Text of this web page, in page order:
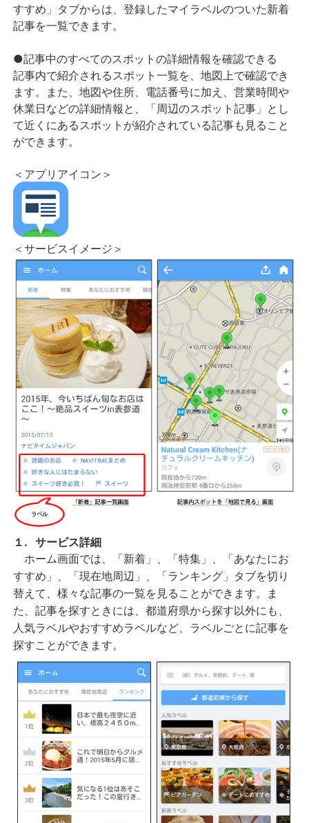
すすめ」タブからは、登録したマイラベルのついた新着
記事を一覧できます。
●記事中のすべてのスポットの詳細情報を確認できる
記事内で紹介されるスポット一覧を、地図上で確認でき
ます。また、地図や住所、電話番号に加え、営業時間や
休業日などの詳細情報と、「周辺のスポット記事」とし
て近くにあるスポットが紹介されている記事も見ること
ができます。
＜アプリアイコン＞
＜サービスイメージ＞
１.
サービス詳細
ホーム画面では、「新着」、「特集」、「あなたにお
すすめ」、「現在地周辺」、「ランキング」タブを切り
替えて、様々な記事の一覧を見ることができます。ま
た、記事を探すときには、都道府県から探す以外にも、
人気ラベルやおすすめラベルなど、ラベルごとに記事を
探すことができます。